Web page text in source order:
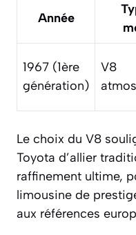
Année
1967 (1ère
génération)
V8
Le choix du V8
Toyota d’allier
raffinement ultime,
limousine de
aux références